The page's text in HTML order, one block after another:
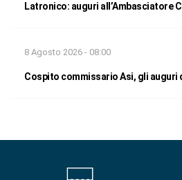
Latronico: auguri all’Ambasciatore
8 Agosto 2026 - 08:00
Cospito commissario Asi, gli auguri